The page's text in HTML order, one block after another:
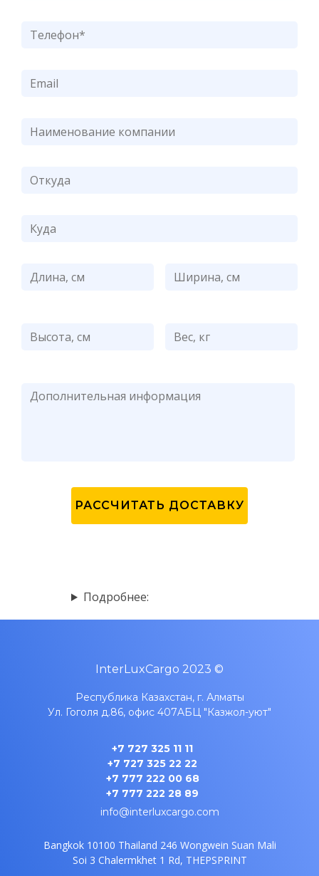
Подробнее:
InterLuxCargo 2023 ©
Республика Казахстан, г. Алматы
Ул. Гоголя д.86, офис 407AБЦ "Казжол-уют"
+7 727 325 11 11
+7 727 325 22 22
+7 777 222 00 68
+7 777 222 28 89
info@interluxcargo.com
Bangkok 10100 Thailand 246 Wongwein Suan Mali
Soi 3 Chalermkhet 1 Rd, THEPSPRINT